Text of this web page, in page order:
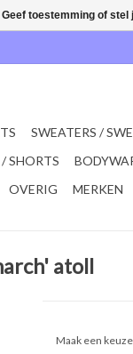
SWEATERS /
SHORTS
OVERIG MERKEN
atoll
Maak een
toestemming of stel